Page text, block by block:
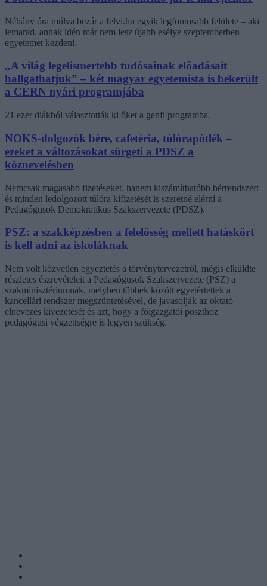
Néhány óra múlva bezár a felvi.hu egyik legfontosabb felülete – aki
lemarad, annak idén már nem lesz újabb esélye szeptemberben
egyetemet kezdeni.
„A világ legelismertebb tudósainak előadásait
hallgathatjuk” – két magyar egyetemista is bekerült
a CERN nyári programjába
21 ezer diákból választották ki őket a genfi programba.
NOKS-dolgozók bére, cafetéria, túlórapótlék –
ezeket a változásokat sürgeti a PDSZ a
köznevelésben
Nemcsak magasabb fizetéseket, hanem kiszámíthatóbb bérrendszert
és minden ledolgozott túlóra kifizetését is szeretné elérni a
Pedagógusok Demokratikus Szakszervezete (PDSZ).
PSZ: a szakképzésben a felelősség mellett hatáskört
is kell adni az iskoláknak
Nem volt közvetlen egyeztetés a törvénytervezetről, mégis elküldte
részletes észrevételeit a Pedagógusok Szakszervezete (PSZ) a
szakminisztériumnak, melyben többek között egyetértettek a
kancellári rendszer megszüntetésével, de javasolják az oktató
elnevezés kivezetését és azt, hogy a főigazgatói poszthoz
pedagógusi végzettségre is legyen szükség.